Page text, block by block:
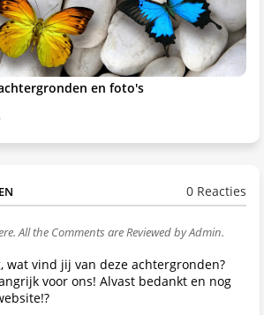
en foto's
0 Reacties
All the Comments are Reviewed by Admin.
wat vind jij van deze achtergronden?
voor ons! Alvast bedankt en nog